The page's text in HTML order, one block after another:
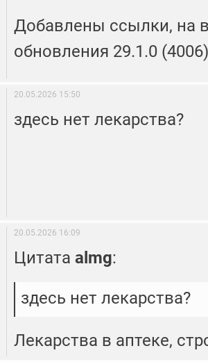
Добавлены ссылки, на
обновления 29.1.0 (4006)
20.05.2026 15:50
здесь нет лекарства?
20.05.2026 16:09
Цитата almg:
здесь нет лекарства?
Лекарства в аптеке,